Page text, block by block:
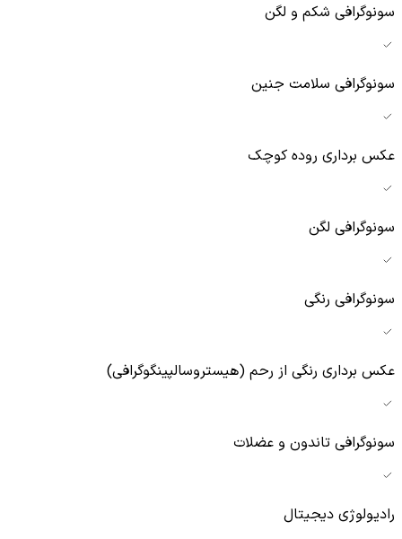
سونوگرافی شکم و لگن
سونوگرافی سلامت جنین
عکس برداری روده کوچک
سونوگرافی لگن
سونوگرافی رنگی
عکس برداری رنگی از رحم (هیستروسالپینگوگرافی)
سونوگرافی تاندون و عضلات
رادیولوژی دیجیتال